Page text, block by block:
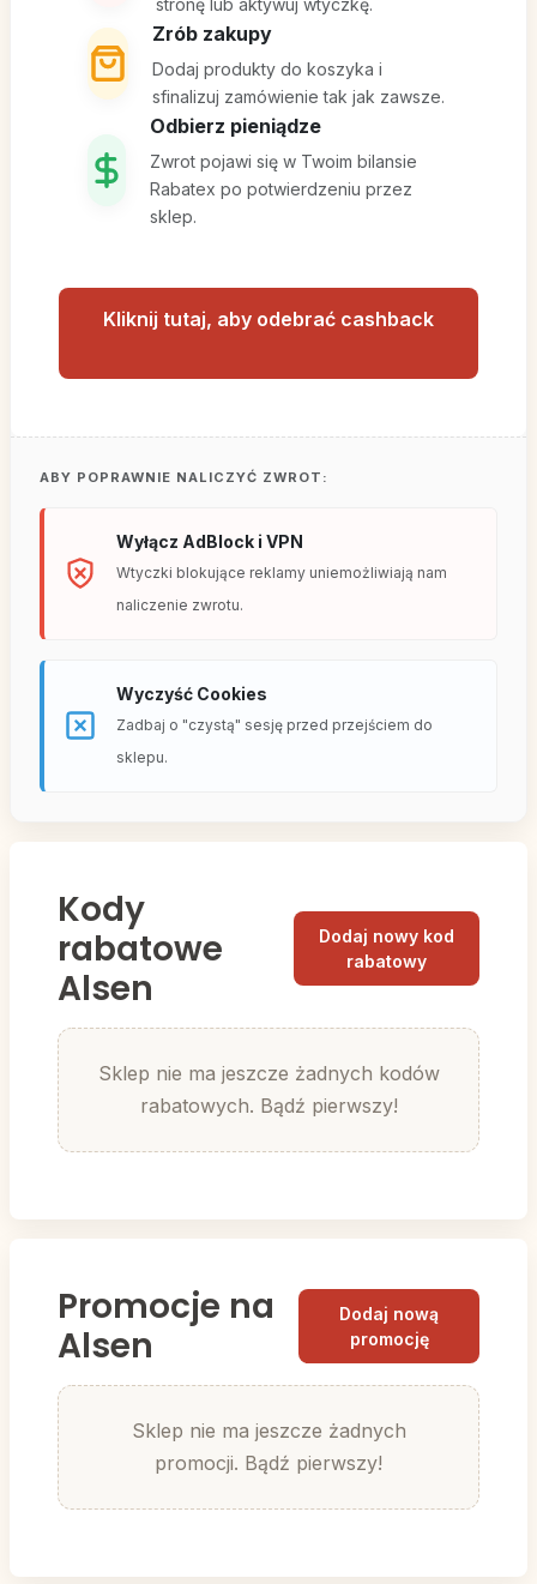
Zrób zakupy
Dodaj produkty do koszyka i
sfinalizuj zamówienie tak jak zawsze.
Odbierz pieniądze
Zwrot pojawi się w Twoim bilansie
Rabatex po potwierdzeniu przez
sklep.
Kliknij tutaj, aby odebrać cashback
ABY POPRAWNIE NALICZYĆ ZWROT:
Wyłącz AdBlock i VPN
Wtyczki blokujące reklamy uniemożliwiają nam
naliczenie zwrotu.
Wyczyść Cookies
Zadbaj o "czystą" sesję przed przejściem do
sklepu.
Kody
rabatowe
Alsen
Dodaj nowy kod
rabatowy
Sklep nie ma jeszcze żadnych kodów
rabatowych. Bądź pierwszy!
Promocje na
Alsen
Dodaj nową
promocję
Sklep nie ma jeszcze żadnych
promocji. Bądź pierwszy!